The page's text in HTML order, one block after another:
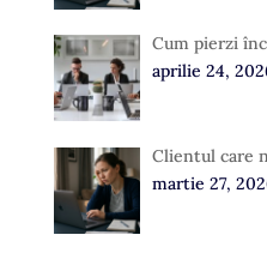
Cum pierzi
aprilie 24,
Clientul care
martie 27,